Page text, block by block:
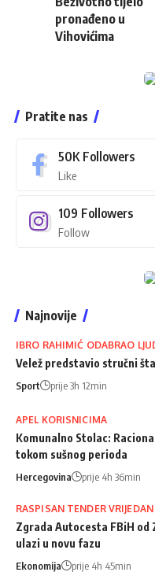
pronađeno u
Vihovićima
Pratite nas
50K Followers
Like
109 Followers
Follow
Najnovije
IBRO RAHIMIĆ ODABRAO
Velež predstavio stručni
Sport prije 3h 12min
APEL KORISNICIMA
Komunalno Stolac:
tokom sušnog perioda
Hercegovina prije 4h 36min
RASPISAN TENDER
Zgrada Autocesta FBiH od
ulazi u novu fazu
Ekonomija prije 4h 45min